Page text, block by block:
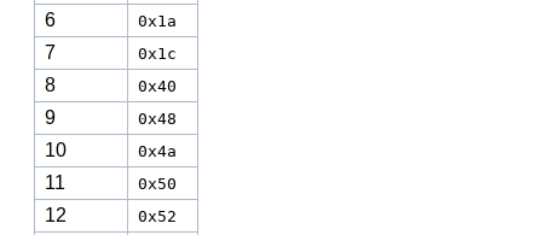
6 0x1a
7 0x1c
8 0x40
9 0x48
10 0x4a
11 0x50
12 0x52